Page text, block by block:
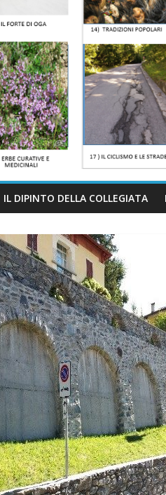
IL DIPINTO DELLA COLLEGIATA